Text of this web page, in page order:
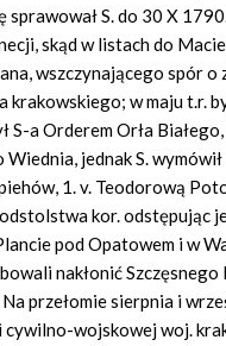
sprawował S. do 30 X
skąd w listach do
wszczynającego spór o
krakowskiego; w maju t.r.
S-a Orderem Orła
jednak S.
1. v. Teodorową
kor. odstępując
pod Opatowem i w
nakłonić
przełomie sierpnia i
wojskowej woj.